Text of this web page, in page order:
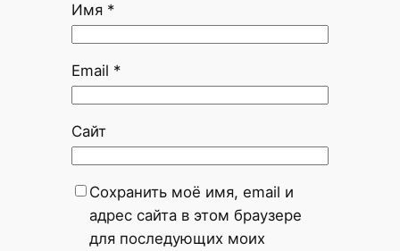
Имя *
Email *
Сайт
Сохранить моё имя, email и
адрес сайта в этом браузере
для последующих моих